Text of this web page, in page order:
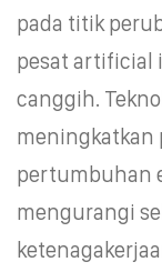
pada titik
pesat artificial
canggih.
meningkatkan
pertumbuhan
mengurangi